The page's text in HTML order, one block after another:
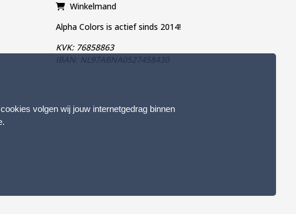
Winkelmand
Alpha Colors is actief sinds 2014!
KVK: 76858863
IBAN: NL97ABNA0527458430
volgen wij jouw internetgedrag binnen
.